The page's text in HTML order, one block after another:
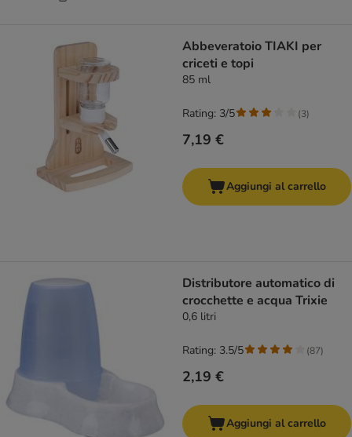
Abbeveratoio TIAKI per
criceti e topi
85 ml
7,19 €
Rating: 3/5 (3)
Aggiungi al carrello
Distributore automatico di
crocchette e acqua Trixie
0,6 litri
2,19 €
Rating: 3.5/5 (87)
Aggiungi al carrello